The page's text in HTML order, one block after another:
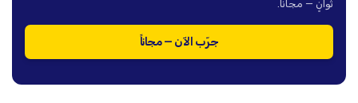
ثوانٍ — مجاناً.
جرّب الآن — مجاناً